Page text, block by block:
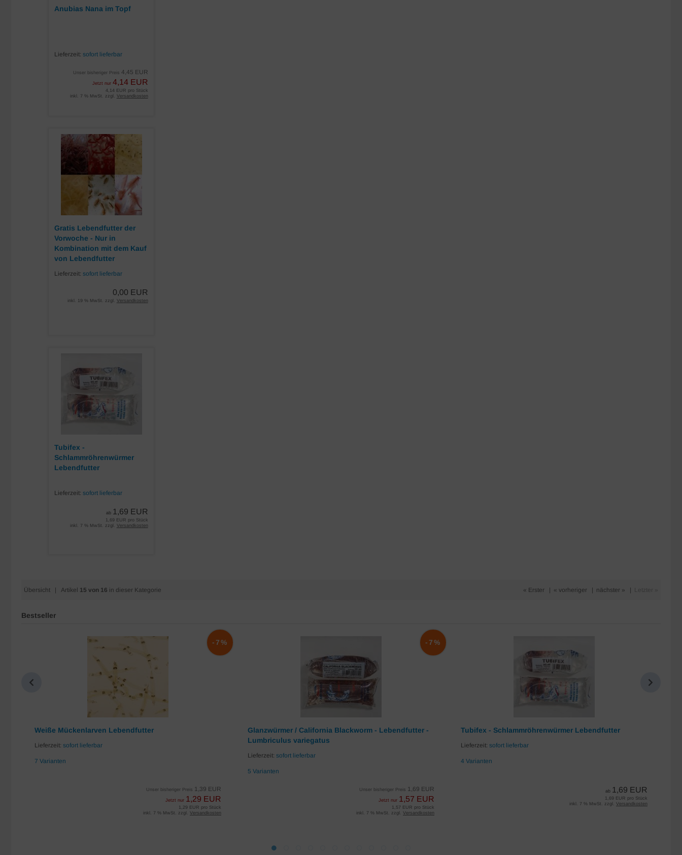
Anubias Nana im Topf
Lieferzeit:sofort lieferbar
Unser bisheriger Preis 4,45 EUR
Jetzt nur 4,14 EUR
4,14 EUR pro Stück
inkl. 7 % MwSt. zzgl. Versandkosten
Gratis Lebendfutter der
Vorwoche - Nur in
Kombination mit dem Kauf
von Lebendfutter
Lieferzeit:sofort lieferbar
0,00 EUR
inkl. 19 % MwSt. zzgl. Versandkosten
Tubifex -
Schlammröhrenwürmer
Lebendfutter
Lieferzeit:sofort lieferbar
ab 1,69 EUR
1,69 EUR pro Stück
inkl. 7 % MwSt. zzgl. Versandkosten
Übersicht | Artikel 15 von 16 in dieser Kategorie « Erster « vorheriger nächster »
Bestseller
Weiße Mückenlarven Lebendfutter
Lieferzeit: sofort lieferbar
7 Varianten
Unser bisheriger Preis 1,39 EUR
Jetzt nur 1,29 EUR
-7%
1,29 EUR pro Stück
inkl. 7 % MwSt. zzgl. Versandkosten
Glanzwürmer / California Blackworm - Lebendfutter -
Lumbriculus variegatus
Lieferzeit: sofort lieferbar
5 Varianten
Unser bisheriger Preis 1,69 EUR
Jetzt nur 1,57 EUR
-7%
1,57 EUR pro Stück
inkl. 7 % MwSt. zzgl. Versandkosten
Tubifex - Schlammröhrenwürmer Lebendfutter
Lieferzeit: sofort lieferbar
4 Varianten
ab 1,69 EUR
1,69 EUR pro Stück
inkl. 7 % MwSt. zzgl. Versandkosten